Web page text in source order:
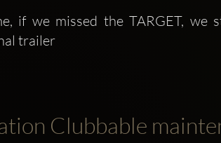
if we missed the TARGET, we
trailer
Clubbable